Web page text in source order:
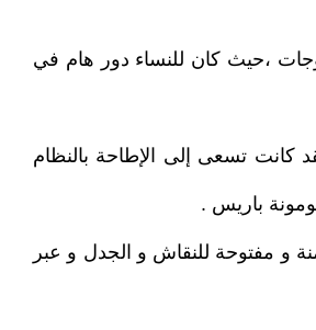
،حيث كان للنساء دور هام في
كانت تسعى إلى الإطاحة بالنظام
باريس .
و مفتوحة للنقاش و الجدل و عبر